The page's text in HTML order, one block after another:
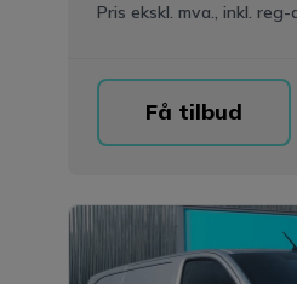
Pris ekskl. mva., inkl.
Få tilbud